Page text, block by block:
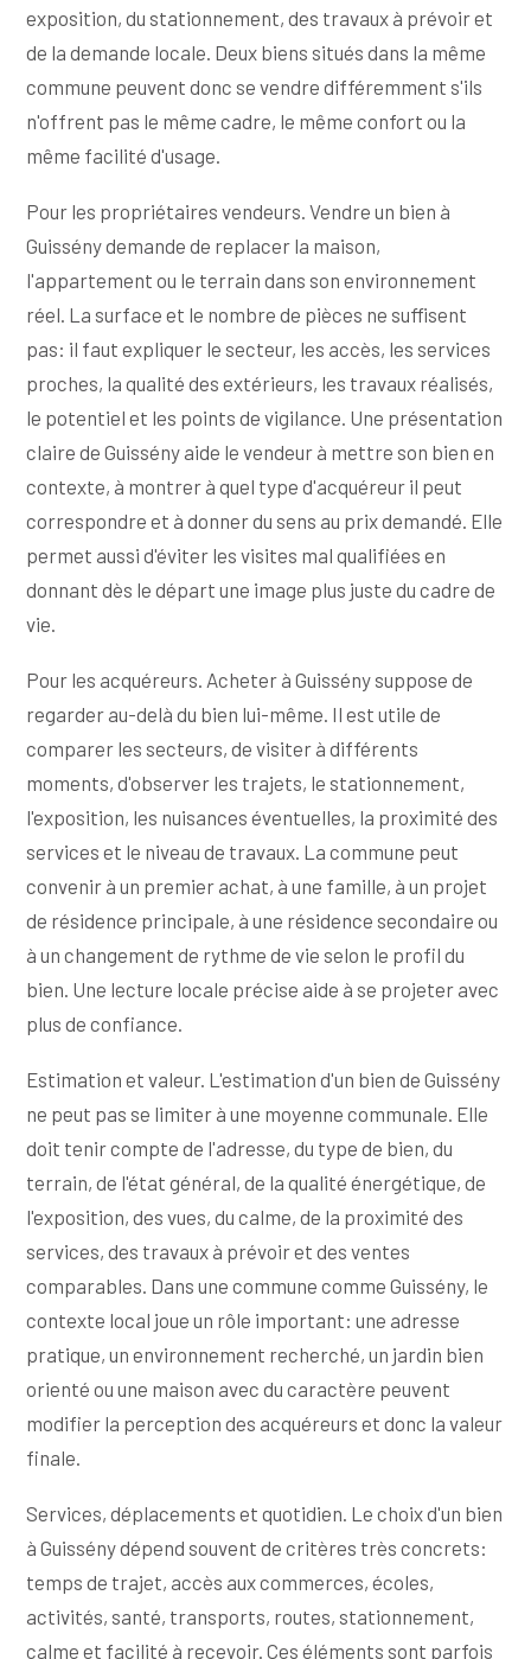
exposition, du stationnement, des travaux à prévoir et
de la demande locale. Deux biens situés dans la même
commune peuvent donc se vendre différemment s'ils
n'offrent pas le même cadre, le même confort ou la
même facilité d'usage.
Pour les propriétaires vendeurs. Vendre un bien à
Guissény demande de replacer la maison,
l'appartement ou le terrain dans son environnement
réel. La surface et le nombre de pièces ne suffisent
pas: il faut expliquer le secteur, les accès, les services
proches, la qualité des extérieurs, les travaux réalisés,
le potentiel et les points de vigilance. Une présentation
claire de Guissény aide le vendeur à mettre son bien en
contexte, à montrer à quel type d'acquéreur il peut
correspondre et à donner du sens au prix demandé. Elle
permet aussi d'éviter les visites mal qualifiées en
donnant dès le départ une image plus juste du cadre de
vie.
Pour les acquéreurs. Acheter à Guissény suppose de
regarder au-delà du bien lui-même. Il est utile de
comparer les secteurs, de visiter à différents
moments, d'observer les trajets, le stationnement,
l'exposition, les nuisances éventuelles, la proximité des
services et le niveau de travaux. La commune peut
convenir à un premier achat, à une famille, à un projet
de résidence principale, à une résidence secondaire ou
à un changement de rythme de vie selon le profil du
bien. Une lecture locale précise aide à se projeter avec
plus de confiance.
Estimation et valeur. L'estimation d'un bien de Guissény
ne peut pas se limiter à une moyenne communale. Elle
doit tenir compte de l'adresse, du type de bien, du
terrain, de l'état général, de la qualité énergétique, de
l'exposition, des vues, du calme, de la proximité des
services, des travaux à prévoir et des ventes
comparables. Dans une commune comme Guissény, le
contexte local joue un rôle important: une adresse
pratique, un environnement recherché, un jardin bien
orienté ou une maison avec du caractère peuvent
modifier la perception des acquéreurs et donc la valeur
finale.
Services, déplacements et quotidien. Le choix d'un bien
à Guissény dépend souvent de critères très concrets:
temps de trajet, accès aux commerces, écoles,
activités, santé, transports, routes, stationnement,
calme et facilité à recevoir. Ces éléments sont parfois